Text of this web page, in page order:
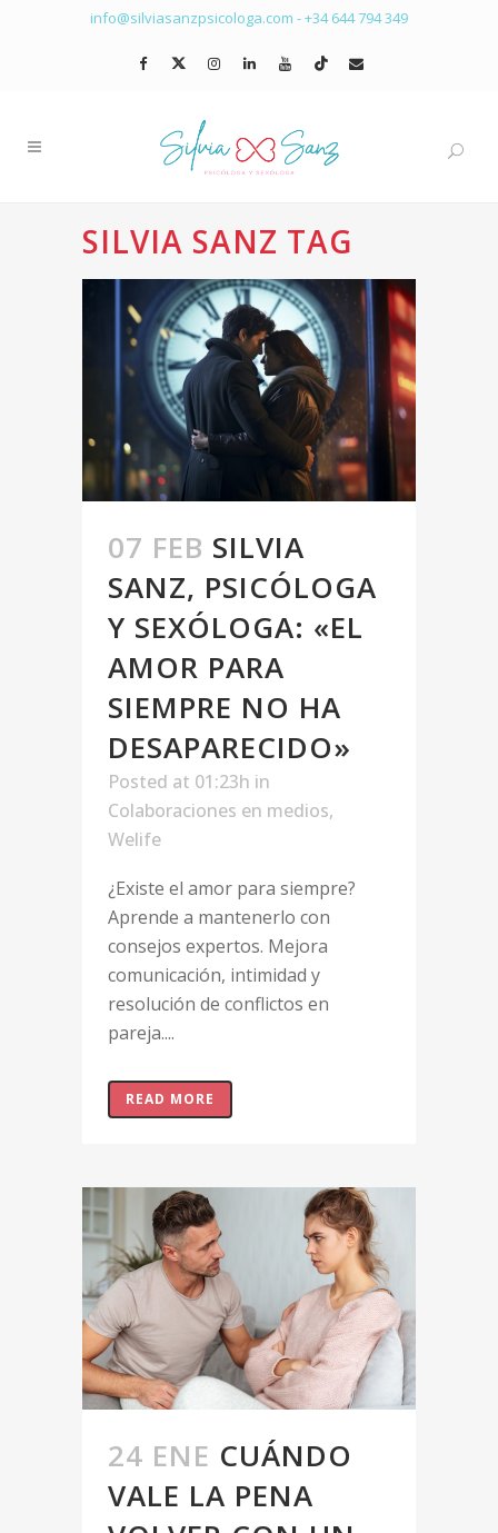
info@silviasanzpsicologa.com -+34 644 794 349
SILVIA SANZ TAG
07 FEB SILVIA
SANZ, PSICÓLOGA
Y SEXÓLOGA: «EL
AMOR PARA
SIEMPRE NO HA
DESAPARECIDO»
Posted at 01:23h in
Colaboraciones en medios,
Welife
¿Existe el amor para siempre?
Aprende a mantenerlo con
consejos expertos. Mejora
comunicación, intimidad y
resolución de conflictos en
pareja....
READ MORE
24 ENE CUÁNDO
VALE LA PENA